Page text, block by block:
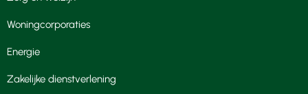
Woningcorporaties
Energie
Zakelijke dienstverlening